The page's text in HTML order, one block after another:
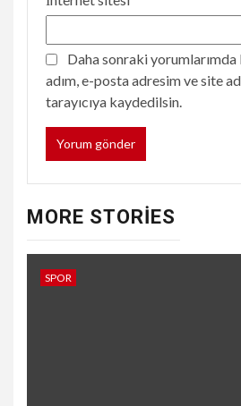
Daha sonraki yorumlarımda
adım, e-posta adresim ve site
tarayıcıya kaydedilsin.
MORE STORIES
SPOR